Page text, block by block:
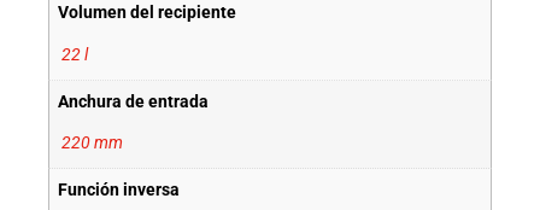
Volumen del recipiente
22 l
Anchura de entrada
220 mm
Función inversa